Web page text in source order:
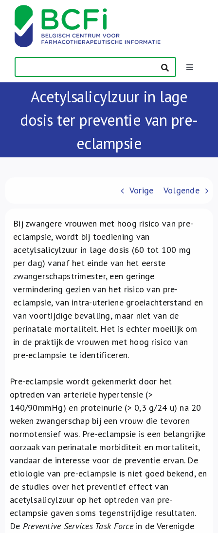
content
Toggle
Nieuws
Publicaties
Vorming
Over ons
FR
Acetylsalicylzuur in lage
dosis ter preventie van pre-
eclampsie
Vorige Volgende
Bij zwangere vrouwen met hoog risico van pre-
eclampsie, wordt bij toediening van
acetylsalicylzuur in lage dosis (60 tot 100 mg
per dag) vanaf het einde van het eerste
zwangerschapstrimester, een geringe
vermindering gezien van het risico van pre-
eclampsie, van intra-uteriene groeiachterstand en
van voortijdige bevalling, maar niet van de
perinatale mortaliteit. Het is echter moeilijk om
in de praktijk de vrouwen met hoog risico van
pre-eclampsie te identificeren.
Pre-eclampsie wordt gekenmerkt door het
optreden van arteriële hypertensie (>
140/90mmHg) en proteïnurie (> 0,3 g/24 u) na 20
weken zwangerschap bij een vrouw die tevoren
normotensief was. Pre-eclampsie is een belangrijke
oorzaak van perinatale morbiditeit en mortaliteit,
vandaar de interesse voor de preventie ervan. De
etiologie van pre-eclampsie is niet goed bekend, en
de studies over het preventief effect van
acetylsalicylzuur op het optreden van pre-
eclampsie gaven soms tegenstrijdige resultaten.
De Preventive Services Task Forcein de Verenigde